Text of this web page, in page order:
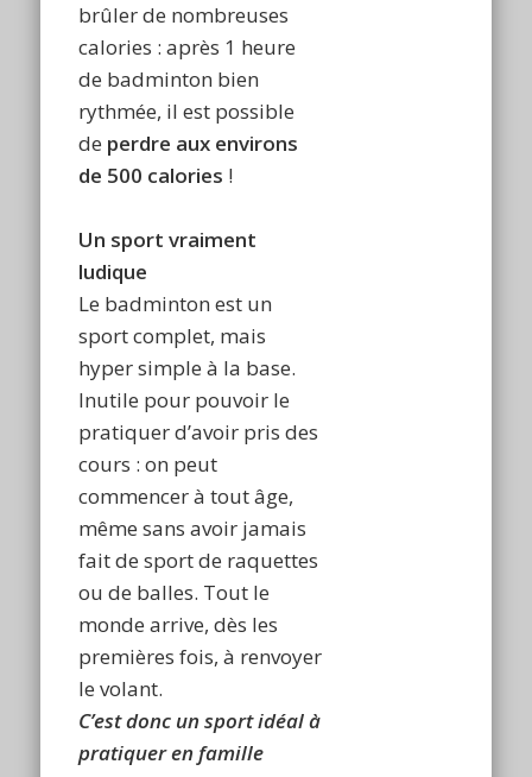
brûler de nombreuses
calories : après 1 heure
de badminton bien
rythmée, il est possible
de perdre aux environs
de 500 calories !
Un sport vraiment
ludique
Le badminton est un
sport complet, mais
hyper simple à la base.
Inutile pour pouvoir le
pratiquer d’avoir pris des
cours : on peut
commencer à tout âge,
même sans avoir jamais
fait de sport de raquettes
ou de balles. Tout le
monde arrive, dès les
premières fois, à renvoyer
le volant.
C’est donc un sport idéal à
pratiquer en famille